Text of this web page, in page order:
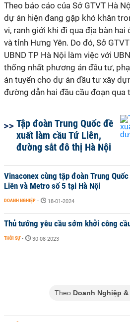
Theo báo cáo của Sở GTVT Hà
dự án hiện đang gặp khó khăn
vi, ranh giới khi đi qua địa bàn hai
và tỉnh Hưng Yên. Do đó, Sở
UBND TP Hà Nội làm việc với
thống nhất phương án đầu tư,
án tuyến cho dự án đầu tư xây
đường dẫn hai đầu cầu đoạn qua
Tập đoàn Trung Quốc đề
xuất làm cầu Tứ Liên,
đường sắt đô thị Hà Nội
Vinaconex cùng tập đoàn Trung
Liên và Metro số 5 tại Hà Nội
DOANH NGHIỆP - 18-01-2024
Thủ tướng yêu cầu sớm khởi công
THỜI SỰ - 30-08-2023
Theo Doanh Nghiệp